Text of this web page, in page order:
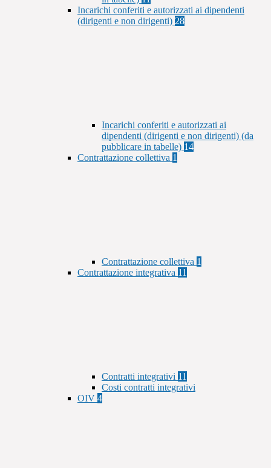
Incarichi conferiti e autorizzati ai dipendenti
(dirigenti e non dirigenti) 28
Incarichi conferiti e autorizzati ai
dipendenti (dirigenti e non dirigenti) (da
pubblicare in tabelle) 14
Contrattazione collettiva 1
Contrattazione collettiva 1
Contrattazione integrativa 11
Contratti integrativi 11
Costi contratti integrativi
OIV 4